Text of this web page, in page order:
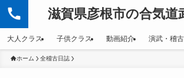
滋賀県彦根市の合気道
大人クラス 子供クラス 動画紹介 演武・稽
ホーム 全稽古日誌